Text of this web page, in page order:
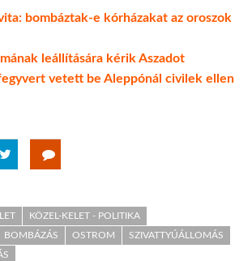
bombáztak-e kórházakat az oroszok
leállítására kérik Aszadot
vetett be Aleppónál civilek ellen
KÖZEL-KELET - POLITIKA
BOMBÁZÁS OSTROM
SZIVATTYÚÁLLOMÁS